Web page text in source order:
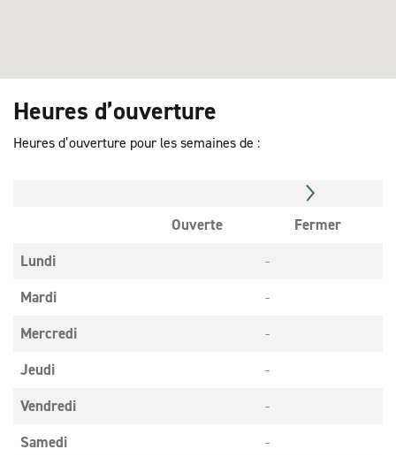
Heures d’ouverture
Heures d’ouverture pour les semaines de :
Ouverte
Fermer
Lundi
-
Mardi
-
Mercredi
-
Jeudi
-
Vendredi
-
Samedi
-